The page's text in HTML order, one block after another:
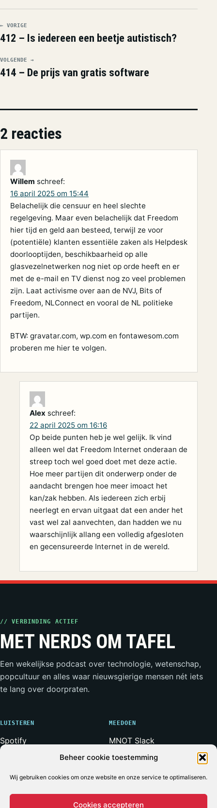
Beheer cookie toestemming
Wij gebruiken cookies om onze website en onze service te optimaliseren.
Cookies accepteren
← VORIGE
412 – Is iedereen een beetje autistisch?
VOLGENDE →
414 – De prijs van gratis software
2 reacties
Willem schreef:
16 april 2025 om 15:44
Belachelijk die censuur en heel slechte
regelgeving. Maar even belachelijk dat Freedom
hier tijd en geld aan besteed, terwijl ze voor
(potentiële) klanten essentiële zaken als Helpdesk
doorlooptijden, beschikbaarheid op alle
glasvezelnetwerken nog niet op orde heeft en er
met de e-mail en TV dienst nog zo veel problemen
zijn. Laat activisme over aan de NVJ, Bits of
Freedom, NLConnect en vooral de NL politieke
partijen.
BTW: gravatar.com, wp.com en fontawesom.com
proberen me hier te volgen.
Alex schreef:
22 april 2025 om 16:16
Op beide punten heb je wel gelijk. Ik vind
alleen wel dat Freedom Internet onderaan de
streep toch wel goed doet met deze actie.
Hoe meer partijen dit onderwerp onder de
aandacht brengen hoe meer imoact het
kan/zak hebben. Als iedereen zich erbij
neerlegt en ervan uitgaat dat een ander het
vast wel zal aanvechten, dan hadden we nu
waarschijnlijk allang een volledig afgesloten
en gecensureerde Internet in de wereld.
// VERBINDING ACTIEF
MET NERDS OM TAFEL
Een wekelijkse podcast over technologie, wetenschap,
popcultuur en alles waar nieuwsgierige mensen nét iets
te lang over doorpraten.
LUISTEREN
Spotify
RSS-feed
MEEDOEN
MNOT Slack
Weerwolven Slack
Adverteren